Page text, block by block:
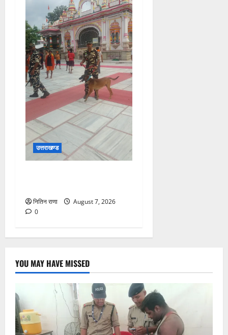
उत्तराखण्ड
नितिन राणा
August 7, 2026
0
YOU MAY HAVE MISSED